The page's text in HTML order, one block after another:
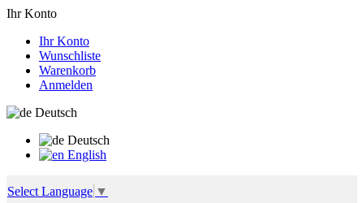
Ihr Konto
Ihr Konto
Wunschliste
Warenkorb
Anmelden
Deutsch
Deutsch
English
Select Language ▼